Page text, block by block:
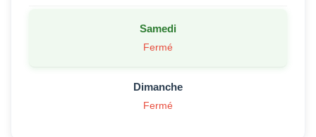
Samedi
Fermé
Dimanche
Fermé